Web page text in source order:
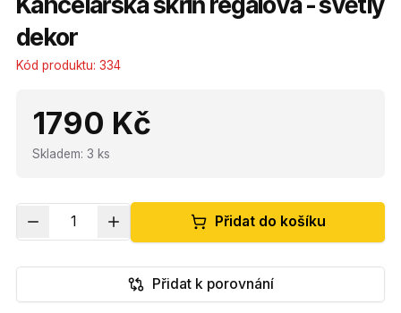
dekor
Kód produktu: 334
1790 Kč
Skladem: 3 ks
1 Přidat do košíku
Přidat k porovnání